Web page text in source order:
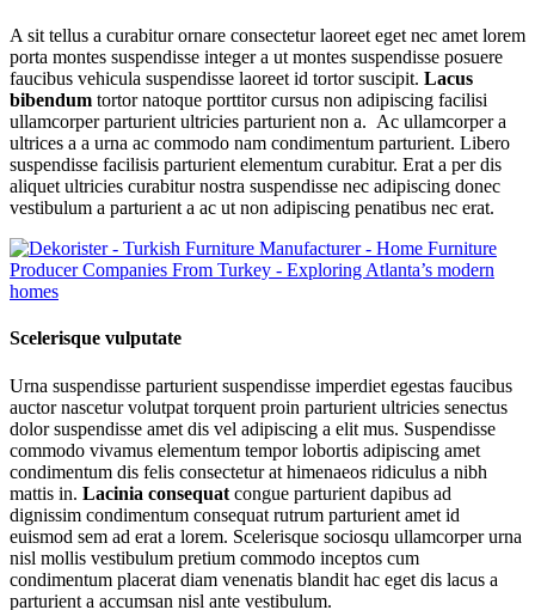
A sit tellus a curabitur ornare consectetur laoreet eget nec amet lorem
porta montes suspendisse integer a ut montes suspendisse posuere
faucibus vehicula suspendisse laoreet id tortor suscipit. Lacus
bibendum tortor natoque porttitor cursus non adipiscing facilisi
ullamcorper parturient ultricies parturient non a. Ac ullamcorper a
ultrices a a urna ac commodo nam condimentum parturient. Libero
suspendisse facilisis parturient elementum curabitur. Erat a per dis
aliquet ultricies curabitur nostra suspendisse nec adipiscing donec
vestibulum a parturient a ac ut non adipiscing penatibus nec erat.
Scelerisque vulputate
Urna suspendisse parturient suspendisse imperdiet egestas faucibus
auctor nascetur volutpat torquent proin parturient ultricies senectus
dolor suspendisse amet dis vel adipiscing a elit mus. Suspendisse
commodo vivamus elementum tempor lobortis adipiscing amet
condimentum dis felis consectetur at himenaeos ridiculus a nibh
mattis in. Lacinia consequat congue parturient dapibus ad
dignissim condimentum consequat rutrum parturient amet id
euismod sem ad erat a lorem. Scelerisque sociosqu ullamcorper urna
nisl mollis vestibulum pretium commodo inceptos cum
condimentum placerat diam venenatis blandit hac eget dis lacus a
parturient a accumsan nisl ante vestibulum.